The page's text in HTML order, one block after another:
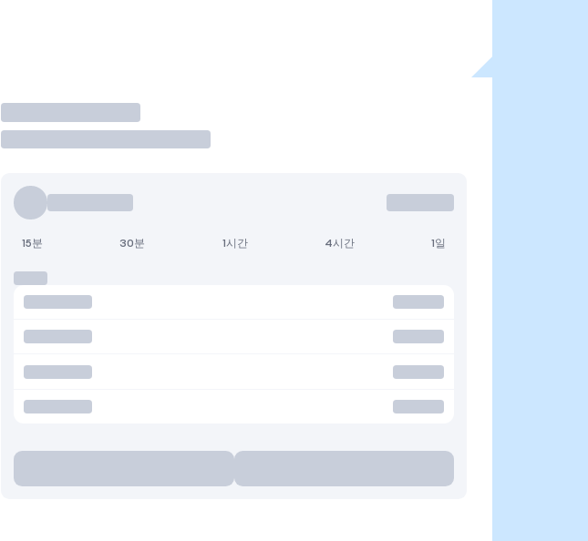
거래
15분 30분 1시간 4시간 1일